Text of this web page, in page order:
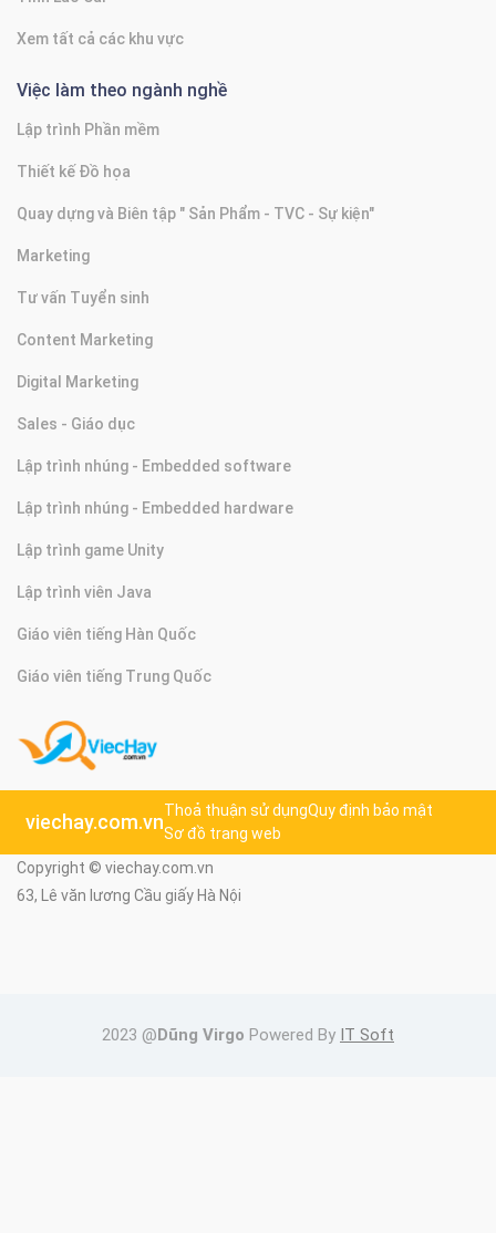
Xem tất cả các khu vực
Việc làm theo ngành nghề
Lập trình Phần mềm
Thiết kế Đồ họa
Quay dựng và Biên tập " Sản Phẩm - TVC - Sự kiện"
Marketing
Tư vấn Tuyển sinh
Content Marketing
Digital Marketing
Sales - Giáo dục
Lập trình nhúng - Embedded software
Lập trình nhúng - Embedded hardware
Lập trình game Unity
Lập trình viên Java
Giáo viên tiếng Hàn Quốc
Giáo viên tiếng Trung Quốc
viechay.com.vn
Thoả thuận sử dụngQuy định bảo mật
Sơ đồ trang web
Copyright © viechay.com.vn
63, Lê văn lương Cầu giấy Hà Nội
2023 @Dũng Virgo Powered By IT Soft